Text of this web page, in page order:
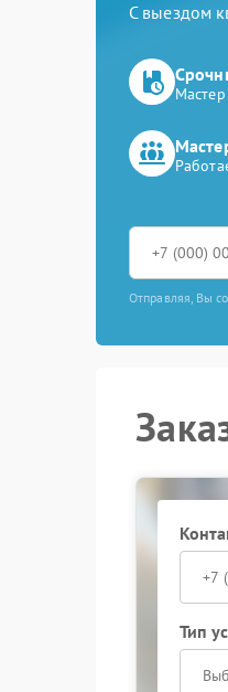
С выездом
Отправляя, Вы
Тип